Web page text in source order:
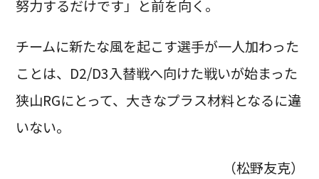
努力するだけです」と前を向く。
チームに新たな風を起こす選手が一人加わった
ことは、D2/D3入替戦へ向けた戦いが始まった
狭山RGにとって、大きなプラス材料となるに違
いない。
（松野友克）